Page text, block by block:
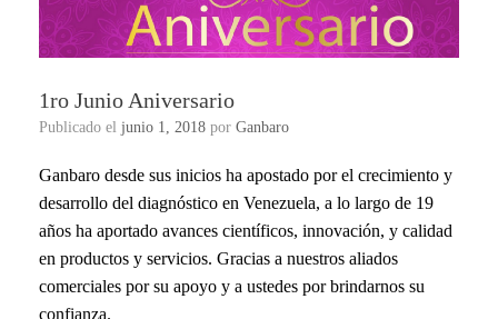
1ro Junio Aniversario
Publicado el junio 1, 2018 por Ganbaro
Ganbaro desde sus inicios ha apostado por el crecimiento y
desarrollo del diagnóstico en Venezuela, a lo largo de 19
años ha aportado avances científicos, innovación, y calidad
en productos y servicios. Gracias a nuestros aliados
comerciales por su apoyo y a ustedes por brindarnos su
confianza.